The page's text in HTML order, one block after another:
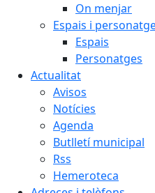
On menjar
Espais i
Espais
Personatges
Actualitat
Avisos
Notícies
Agenda
Butlletí municipal
Rss
Hemeroteca